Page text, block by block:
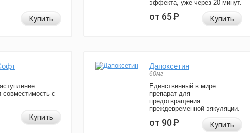
Купить
эффекта, уже через 20 минут.
от 65Р Купить
с
Купить
Дапоксетин
60мг
Единственный в мире
препарат для
предотвращения
преждевременной эякуляции.
от 90Р Купить